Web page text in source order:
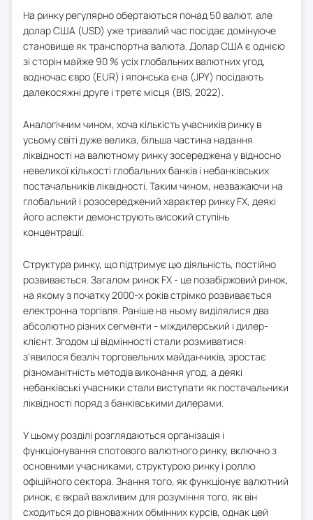
На ринку регулярно обертаються понад 50 валют, але
долар США (USD) уже тривалий час посідає домінуюче
становище як транспортна валюта. Долар США є однією
зі сторін майже 90 % усіх глобальних валютних угод,
водночас євро (EUR) і японська єна (JPY) посідають
далекосяжні друге і третє місця (BIS, 2022).
Аналогічним чином, хоча кількість учасників ринку в
усьому світі дуже велика, більша частина надання
ліквідності на валютному ринку зосереджена у відносно
невеликої кількості глобальних банків і небанківських
постачальників ліквідності. Таким чином, незважаючи на
глобальний і розосереджений характер ринку FX, деякі
його аспекти демонструють високий ступінь
концентрації.
Структура ринку, що підтримує цю діяльність, постійно
розвивається. Загалом ринок FX - це позабіржовий ринок,
на якому з початку 2000-х років стрімко розвивається
електронна торгівля. Раніше на ньому виділялися два
абсолютно різних сегменти - міждилерський і дилер-
клієнт. Згодом ці відмінності стали розмиватися:
з'явилося безліч торговельних майданчиків, зростає
різноманітність методів виконання угод, а деякі
небанківські учасники стали виступати як постачальники
ліквідності поряд з банківськими дилерами.
У цьому розділі розглядаються організація і
функціонування спотового валютного ринку, включно з
основними учасниками, структурою ринку і роллю
офіційного сектора. Знання того, як функціонує валютний
ринок, є вкрай важливим для розуміння того, як він
сходиться до рівноважних обмінних курсів, однак цей